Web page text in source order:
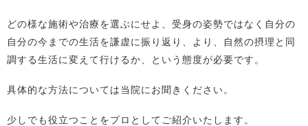
どの様な施術や治療を選ぶにせよ、受身の姿勢ではなく自分の
自分の今までの生活を謙虚に振り返り、より、自然の摂理と同
調する生活に変えて行けるか、という態度が必要です。
具体的な方法については当院にお聞きください。
少しでも役立つことをプロとしてご紹介いたします。